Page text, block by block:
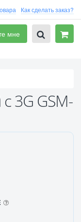
Как сделать заказ?
мне
3G GSM-